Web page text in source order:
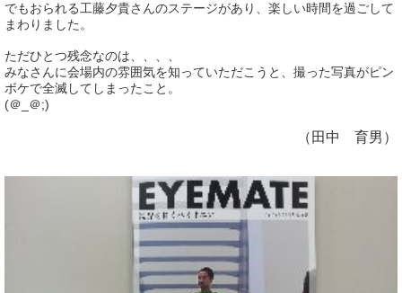
でもおられる工藤夕貴さんのステージがあり、楽しい時間を過ごして
まわりました。
ただひとつ残念なのは、、、、
みなさんに会場内の雰囲気を知っていただこうと、撮った写真がピン
ボケで全滅してしまったこと。
(＠_＠;)
（田中 育男）